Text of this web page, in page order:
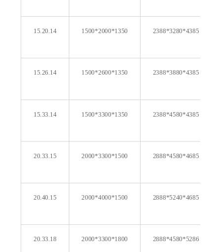
15.20.14 1500*2000*1350 2388*3280*4385
15.26.14 1500*2600*1350 2388*3880*4385
15.33.14 1500*3300*1350 2388*4580*4385
20.33.15 2000*3300*1500 2888*4580*4685
20.40.15 2000*4000*1500 2888*5240*4685
20.33.18 2000*3300*1800 2888*4580*5286